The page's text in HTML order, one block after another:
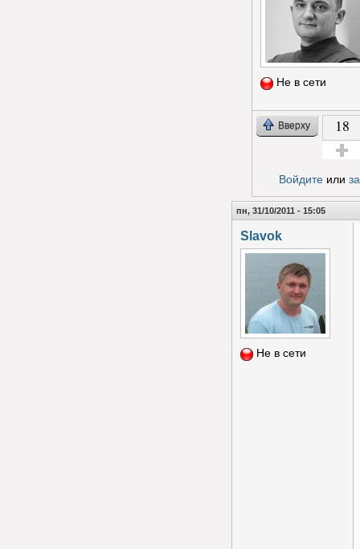
Не в сети
Вверху 18
Войдитеили
пн, 31/10/2011 - 15:05
Slavok
Не в сети